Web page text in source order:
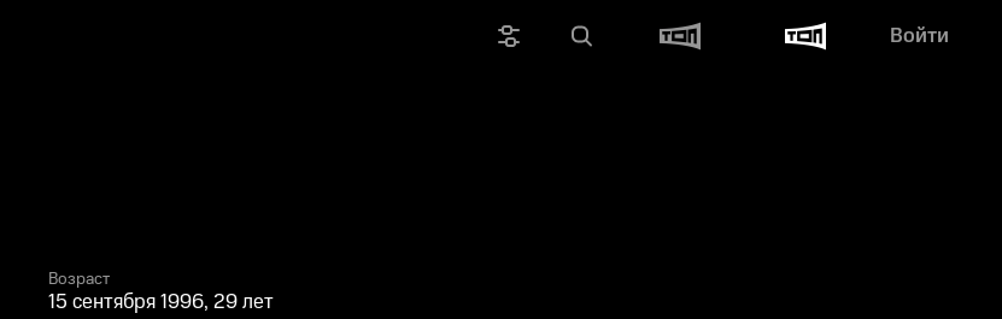
Войти
Возраст
15 сентября 1996, 29 лет